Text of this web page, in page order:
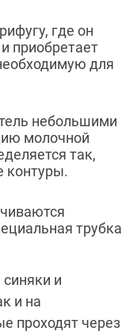
где он
приобретает
для
небольшими
молочной
так,
контуры.
трубка
и
и на
проходят через